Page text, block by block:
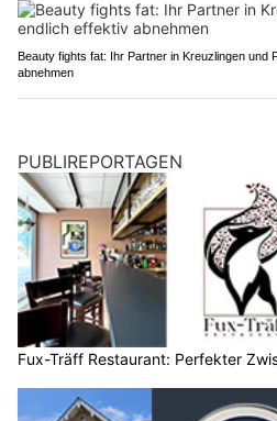
Beauty fights fat: Ihr Partner in Kreuzlingen und
abnehmen
PUBLIREPORTAGEN
Fux-Träff Restaurant: Perfekter